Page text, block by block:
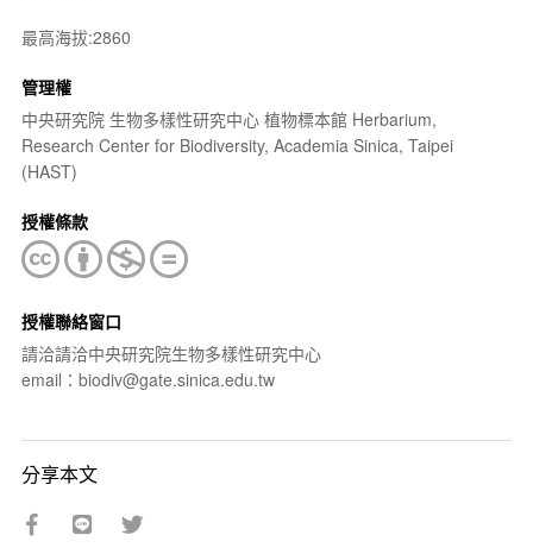
最高海拔:2860
管理權
中央研究院 生物多樣性研究中心 植物標本館 Herbarium,
Research Center for Biodiversity, Academia Sinica, Taipei
(HAST)
授權條款
授權聯絡窗口
請洽請洽中央研究院生物多樣性研究中心
email：biodiv@gate.sinica.edu.tw
分享本文